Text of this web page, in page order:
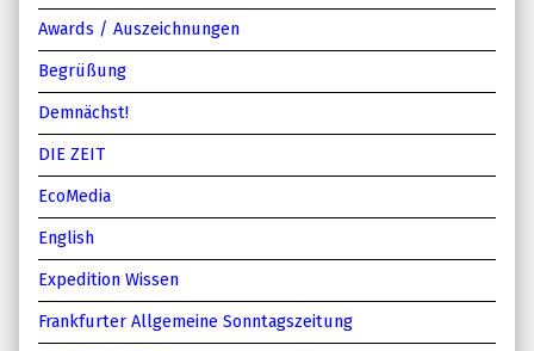
Awards / Auszeichnungen
Begrüßung
Demnächst!
DIE ZEIT
EcoMedia
English
Expedition Wissen
Frankfurter Allgemeine Sonntagszeitung